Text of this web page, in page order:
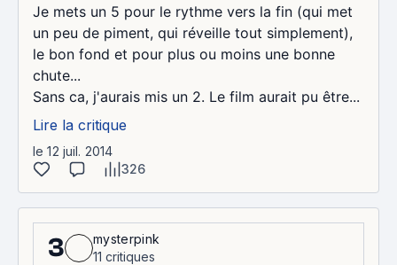
Je mets un 5 pour le rythme vers la fin (qui met
un peu de piment, qui réveille tout simplement),
le bon fond et pour plus ou moins une bonne
chute...
Sans ca, j'aurais mis un 2. Le film aurait pu être...
Lire la critique
le 12 juil. 2014
326
3
mysterpink
11 critiques